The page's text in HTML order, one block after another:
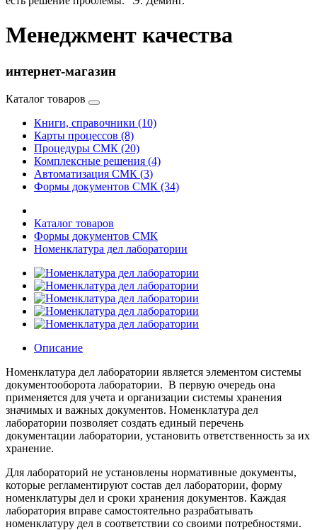
Менеджмент качества
интернет-магазин
Каталог товаров
Книги, справочники (10)
Карты процессов (8)
Процедуры СМК (20)
Комплексные решения (4)
Автоматизация СМК (3)
Формы документов СМК (34)
Каталог товаров
Формы документов СМК
Номенклатура дел лаборатории
Описание
Номенклатура дел лаборатории является элементом системы
документооборота лаборатории. В первую очередь она
применяется для учета и организации системы хранения
значимых и важных документов. Номенклатура дел
лаборатории позволяет создать единый перечень
документации лаборатории, установить ответственность за их
хранение.
Для лабораторий не установлены нормативные документы,
которые регламентируют состав дел лаборатории, форму
номенклатуры дел и сроки хранения документов. Каждая
лаборатория вправе самостоятельно разрабатывать
номенклатуру дел в соответствии со своими потребностями.